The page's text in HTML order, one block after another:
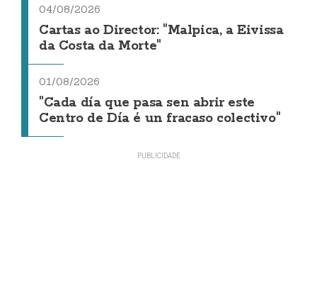
04/08/2026
Cartas ao Director: "Malpica, a Eivissa
da Costa da Morte"
01/08/2026
"Cada día que pasa sen abrir este
Centro de Día é un fracaso colectivo"